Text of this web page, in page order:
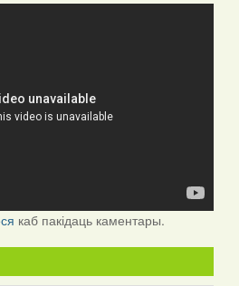
каб пакідаць каментары.